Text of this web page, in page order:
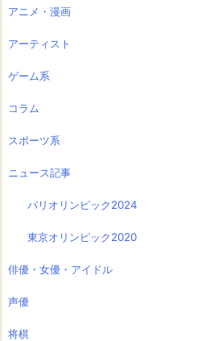
アニメ・漫画
アーティスト
ゲーム系
コラム
スポーツ系
ニュース記事
パリオリンピック2024
東京オリンピック2020
俳優・女優・アイドル
声優
将棋